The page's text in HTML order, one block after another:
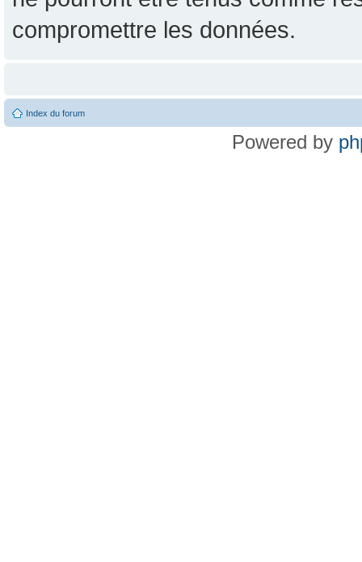
compromettre les données.
Index du forum
Powered by